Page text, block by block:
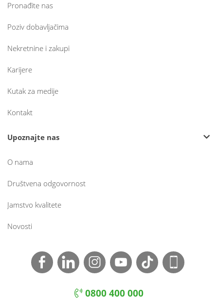
Pronađite nas
Poziv dobavljačima
Nekretnine i zakupi
Karijere
Kutak za medije
Kontakt
Upoznajte nas
O nama
Društvena odgovornost
Jamstvo kvalitete
Novosti
0800 400 000